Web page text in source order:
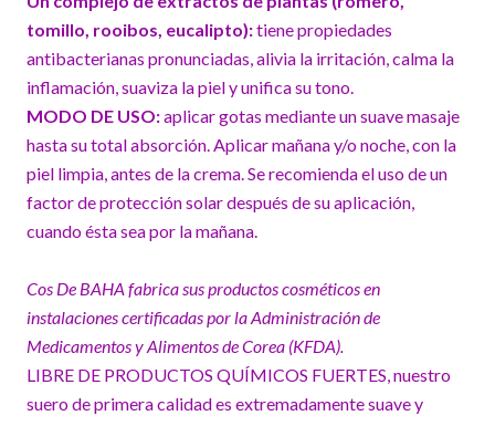
tomillo, rooibos, eucalipto):tiene propiedades
antibacterianas pronunciadas, alivia la irritación, calma la
inflamación, suaviza la piel y unifica su tono.
MODO DE USO:aplicar gotas mediante un suave masaje
hasta su total absorción. Aplicar mañana y/o noche, con la
piel limpia, antes de la crema. Se recomienda el uso de un
factor de protección solar después de su aplicación,
cuando ésta sea por la mañana.
Cos De BAHA fabrica sus productos cosméticos en
instalaciones certificadas por la Administración de
Medicamentos y Alimentos de Corea (KFDA).
LIBRE DE PRODUCTOS QUÍMICOS FUERTES, nuestro
suero de primera calidad es extremadamente suave y